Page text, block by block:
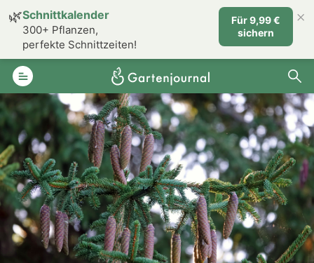
🌿Schnittkalender
300+ Pflanzen,
perfekte Schnittzeiten!
Für 9,99 €
sichern
×